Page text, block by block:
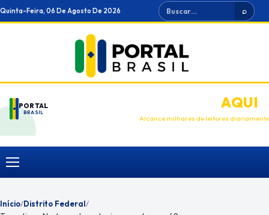
Ir
para
Quinta-Feira, 06 De Agosto De 2026 Buscar ⌕
PORTAL
BRASIL
ANUNCIEAQUI
Alcance milhares de leitores diariamente
Menu
Início/Distrito Federal/